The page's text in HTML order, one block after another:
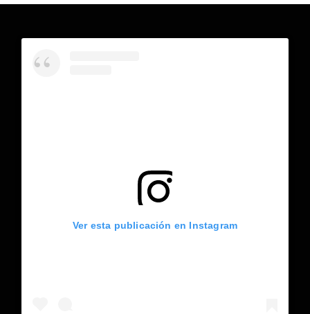
Ver esta publicación en Instagram